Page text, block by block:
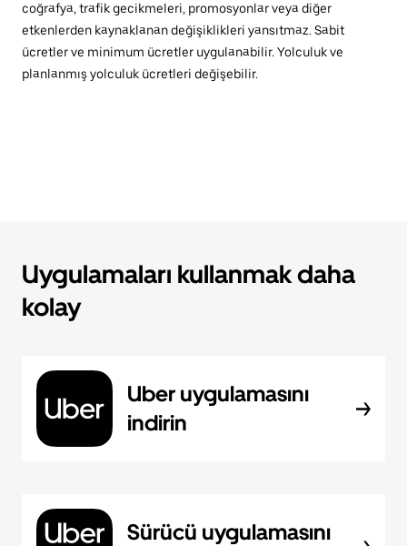
coğrafya, trafik gecikmeleri, promosyonlar veya diğer
etkenlerden kaynaklanan değişiklikleri yansıtmaz. Sabit
ücretler ve minimum ücretler uygulanabilir. Yolculuk ve
planlanmış yolculuk ücretleri değişebilir.
Uygulamaları kullanmak daha
kolay
Uber uygulamasını
indirin
Sürücü uygulamasını